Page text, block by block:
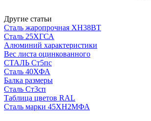
Другие статьи
Сталь жаропрочная ХН38ВТ
Сталь 25ХГСА
Алюминий характеристики
Вес листа оцинкованного
СТАЛЬ Ст5пс
Сталь 40ХФА
Балка размеры
Сталь Ст3сп
Таблица цветов RAL
Сталь марки 45ХН2МФА